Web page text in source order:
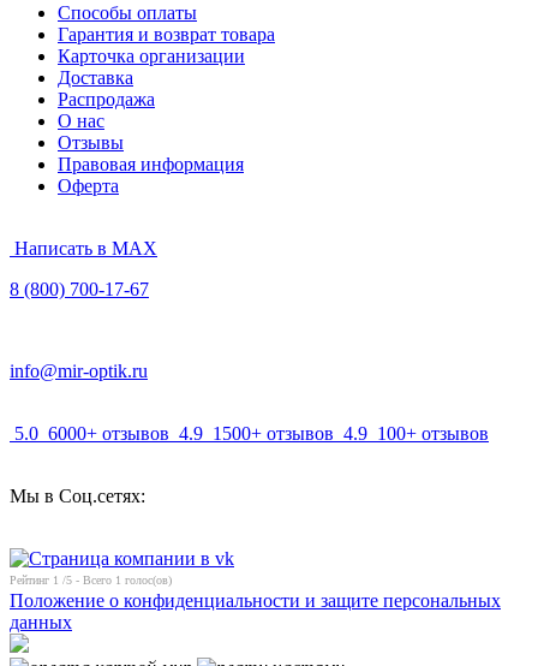
Способы оплаты
Гарантия и возврат товара
Карточка организации
Доставка
Распродажа
О нас
Отзывы
Правовая информация
Оферта
Написать в MAX
8 (800) 700-17-67
info@mir-optik.ru
5.0 6000+ отзывов 4.9 1500+ отзывов 4.9 100+ отзывов
Мы в Соц.сетях:
Рейтинг 1 /5 - Всего 1 голос(ов)
Положение о конфиденциальности и защите персональных
данных